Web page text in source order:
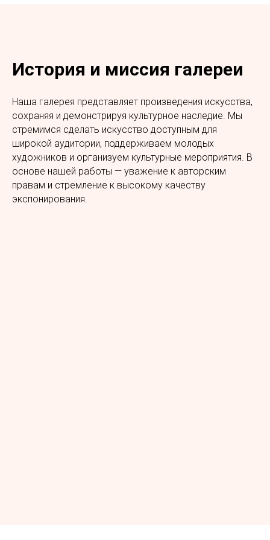
История и миссия галереи
Наша галерея представляет произведения искусства,
сохраняя и демонстрируя культурное наследие. Мы
стремимся сделать искусство доступным для
широкой аудитории, поддерживаем молодых
художников и организуем культурные мероприятия. В
основе нашей работы — уважение к авторским
правам и стремление к высокому качеству
экспонирования.